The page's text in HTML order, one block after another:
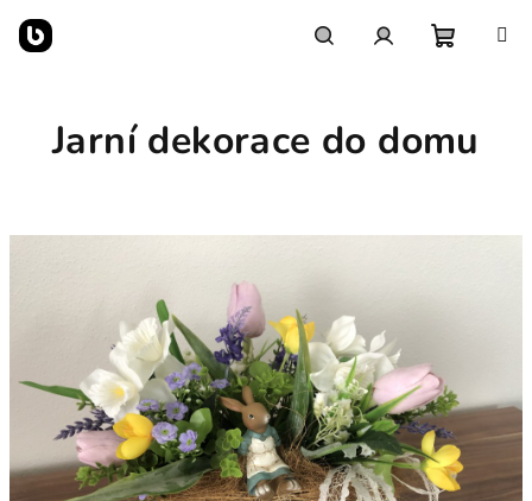
obsah
košík
Jarní dekorace do domu